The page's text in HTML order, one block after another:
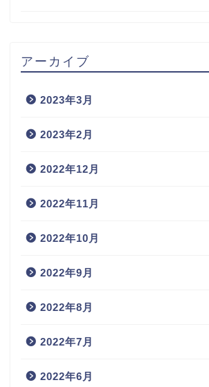
アーカイブ
2023年3月
2023年2月
2022年12月
2022年11月
2022年10月
2022年9月
2022年8月
2022年7月
2022年6月